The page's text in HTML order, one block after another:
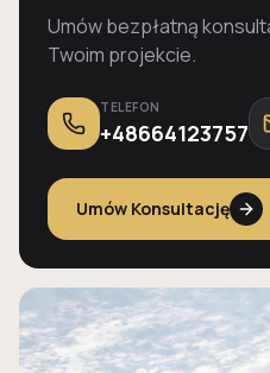
Umów bezpłatną
Twoim projekcie.
TELEFON
+48664123757
Umów Konsultację